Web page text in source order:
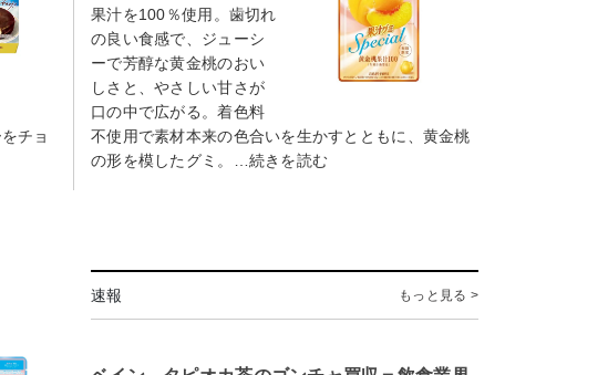
チョ
果汁を100％使用。歯切れ
の良い食感で、ジューシ
ーで芳醇な黄金桃のおい
しさと、やさしい甘さが
口の中で広がる。着色料
不使用で素材本来の色合いを生かすとともに、黄金桃
の形を模したグミ。…続きを読む
速報 もっと見る >